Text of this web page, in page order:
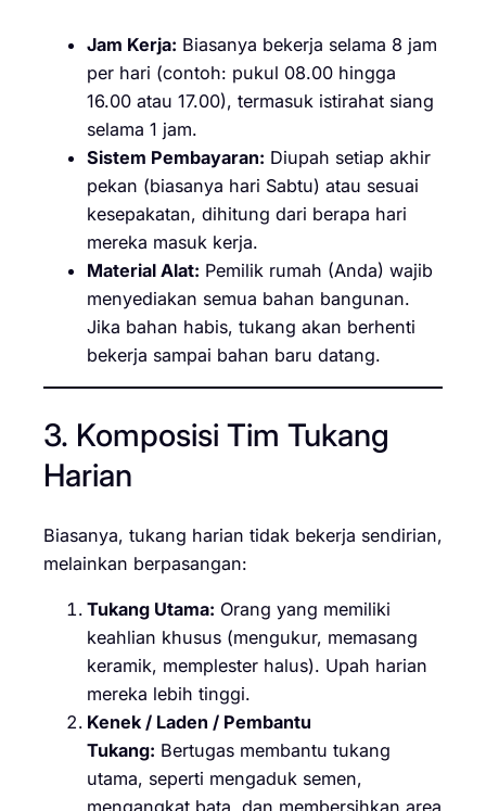
Jam Kerja: Biasanya bekerja selama 8 jam
per hari (contoh: pukul 08.00 hingga
16.00 atau 17.00), termasuk istirahat siang
selama 1 jam.
Sistem Pembayaran: Diupah setiap akhir
pekan (biasanya hari Sabtu) atau sesuai
kesepakatan, dihitung dari berapa hari
mereka masuk kerja.
Material Alat: Pemilik rumah (Anda) wajib
menyediakan semua bahan bangunan.
Jika bahan habis, tukang akan berhenti
bekerja sampai bahan baru datang.
3. Komposisi Tim Tukang
Harian
Biasanya, tukang harian tidak bekerja sendirian,
melainkan berpasangan:
Tukang Utama: Orang yang memiliki
keahlian khusus (mengukur, memasang
keramik, memplester halus). Upah harian
mereka lebih tinggi.
Kenek / Laden / Pembantu
Tukang: Bertugas membantu tukang
utama, seperti mengaduk semen,
mengangkat bata, dan membersihkan area